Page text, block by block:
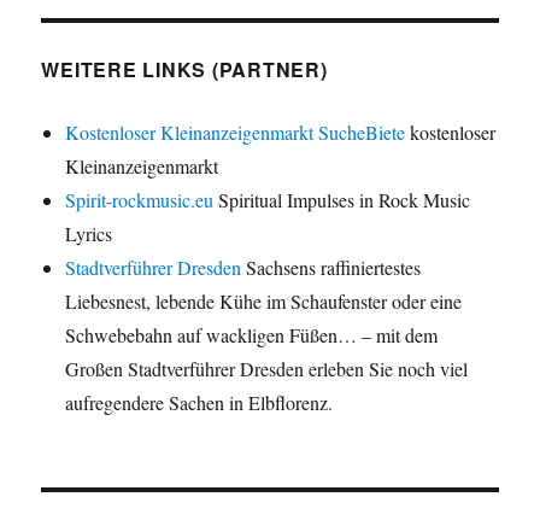
WEITERE LINKS (PARTNER)
Kostenloser Kleinanzeigenmarkt SucheBietekostenloser
Kleinanzeigenmarkt
Spirit-rockmusic.eu Spiritual Impulses in Rock Music
Lyrics
Stadtverführer Dresden Sachsens raffiniertestes
Liebesnest, lebende Kühe im Schaufenster oder eine
Schwebebahn auf wackligen Füßen… – mit dem
Großen Stadtverführer Dresden erleben Sie noch viel
aufregendere Sachen in Elbflorenz.